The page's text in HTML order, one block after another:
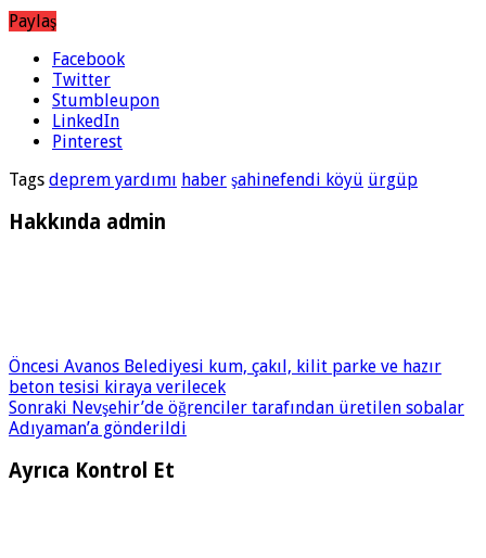
Paylaş
Facebook
Twitter
Stumbleupon
LinkedIn
Pinterest
Tags deprem yardımı haber şahinefendi köyü ürgüp
Hakkında admin
Öncesi Avanos Belediyesi kum, çakıl, kilit parke ve hazır
beton tesisi kiraya verilecek
Sonraki Nevşehir’de öğrenciler tarafından üretilen sobalar
Adıyaman’a gönderildi
Ayrıca Kontrol Et